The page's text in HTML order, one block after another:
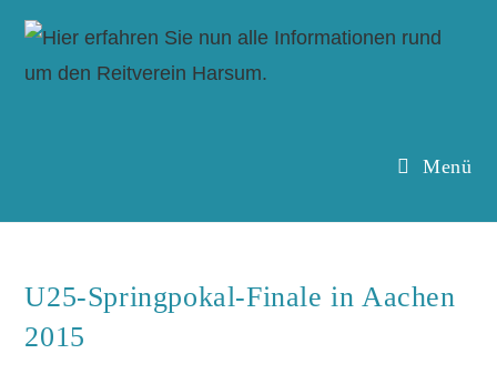
Menü
U25-Springpokal-Finale in Aachen
2015